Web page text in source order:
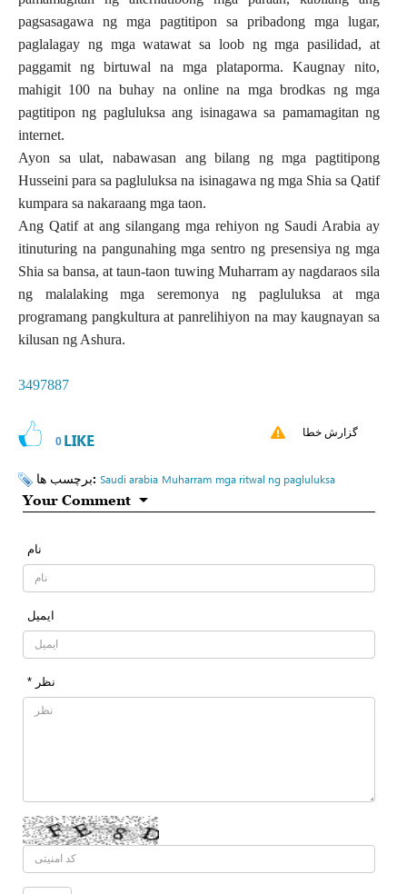
pagsasagawa ng mga pagtitipon sa pribadong mga lugar,
paglalagay ng mga watawat sa loob ng mga pasilidad, at
paggamit ng birtuwal na mga plataporma. Kaugnay nito,
mahigit 100 na buhay na online na mga brodkas ng mga
pagtitipon ng pagluluksa ang isinagawa sa pamamagitan ng
internet.
Ayon sa ulat, nabawasan ang bilang ng mga pagtitipong
Husseini para sa pagluluksa na isinagawa ng mga Shia sa Qatif
kumpara sa nakaraang mga taon.
Ang Qatif at ang silangang mga rehiyon ng Saudi Arabia ay
itinuturing na pangunahing mga sentro ng presensiya ng mga
Shia sa bansa, at taun-taon tuwing Muharram ay nagdaraos sila
ng malalaking mga seremonya ng pagluluksa at mga
programang pangkultura at panrelihiyon na may kaugnayan sa
kilusan ng Ashura.
3497887
0 LIKE گزارش خطا
برچسب ها: Saudi arabia Muharram mga ritwal ng pagluluksa
Your Comment
نام
ایمیل
* نظر